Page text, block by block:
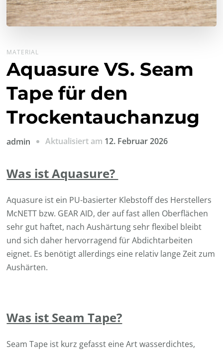
MATERIAL
Aquasure VS. Seam
Tape für den
Trockentauchanzug
admin Aktualisiert am 12. Februar 2026
Was ist Aquasure?
Aquasure ist ein PU-basierter Klebstoff des Herstellers
McNETT bzw. GEAR AID, der auf fast allen Oberflächen
sehr gut haftet, nach Aushärtung sehr flexibel bleibt
und sich daher hervorragend für Abdichtarbeiten
eignet. Es benötigt allerdings eine relativ lange Zeit zum
Aushärten.
Was ist Seam Tape?
Seam Tape ist kurz gefasst eine Art wasserdichtes,